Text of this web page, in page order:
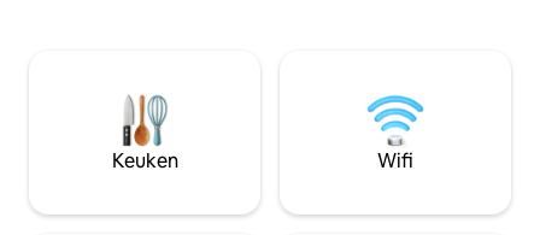
op 20 minuten noordwaarts.
Vijfenveertig minuten van Peoria en een
uur van Springfield. De
zonsondergangen en de rust en stilte
toegestaan, $ 75.
wat bijdraagt aan
hut biedt een
comfortabele
charmante open
Keuken Wifi